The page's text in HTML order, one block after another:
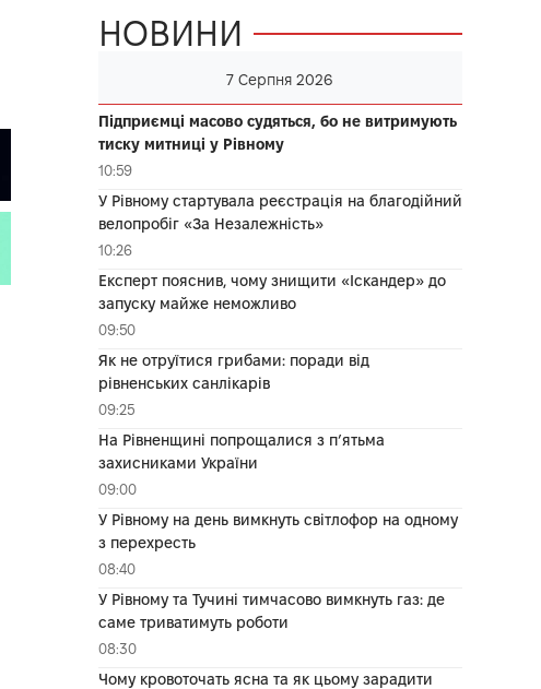
НОВИНИ
7 Серпня 2026
Підприємці масово судяться, бо не витримують
тиску митниці у Рівному
10:59
У Рівному стартувала реєстрація на благодійний
велопробіг «За Незалежність»
10:26
Експерт пояснив, чому знищити «Іскандер» до
запуску майже неможливо
09:50
Як не отруїтися грибами: поради від
рівненських санлікарів
09:25
На Рівненщині попрощалися з п’ятьма
захисниками України
09:00
У Рівному на день вимкнуть світлофор на одному
з перехресть
08:40
У Рівному та Тучині тимчасово вимкнуть газ: де
саме триватимуть роботи
08:30
Чому кровоточать ясна та як цьому зарадити